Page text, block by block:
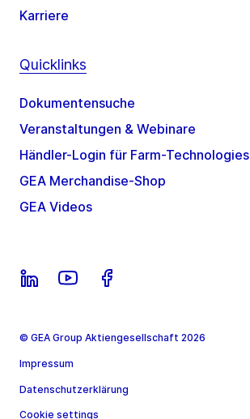
Karriere
Quicklinks
Dokumentensuche
Veranstaltungen & Webinare
Händler-Login für Farm-Technologies
GEA Merchandise-Shop
GEA Videos
© GEA Group Aktiengesellschaft 2026
Impressum
Datenschutzerklärung
Cookie settings